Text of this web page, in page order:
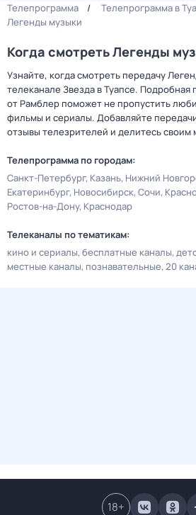
Телепрограмма Телепрограмма в
Легенды музыки
Когда смотреть Легенды
Узнайте, когда смотреть передачу
телеканале Звезда в Туапсе. Подробная
от Рамблер поможет не пропустить
фильмы и сериалы. Добавляйте
отзывы телезрителей и делитесь своим
Телепрограмма по городам:
Санкт-Петербург Казань Нижний
Екатеринбург Новосибирск Сочи
Ростов-на-Дону Краснодар
Телеканалы по тематикам:
кино и сериалы бесплатные каналы
местные каналы познавательные 20
18+